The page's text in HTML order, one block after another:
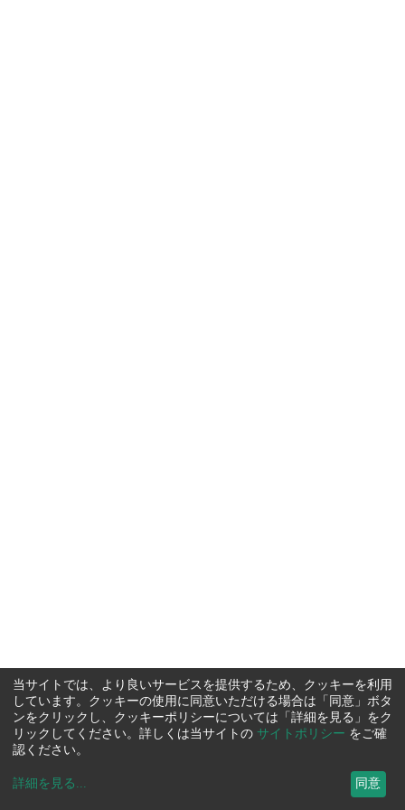
当サイトでは、より良いサービスを提供するため、クッキーを利用
しています。クッキーの使用に同意いただける場合は「同意」ボタ
ンをクリックし、クッキーポリシーについては「詳細を見る」をク
リックしてください。詳しくは当サイトの サイトポリシー をご確
認ください。
詳細を見る ... 同意